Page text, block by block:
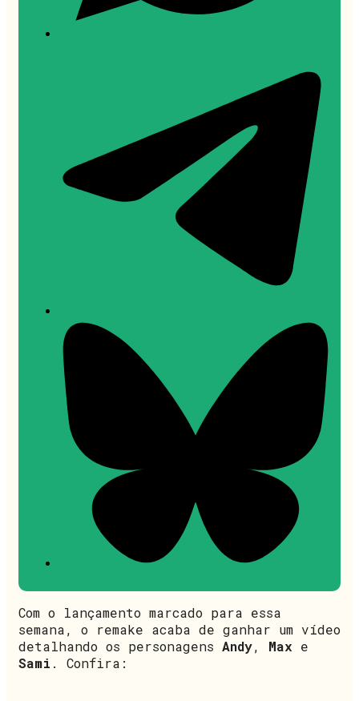
Com o lançamento marcado para essa
semana, o remake acaba de ganhar um vídeo
detalhando os personagens Andy, Max e
Sami . Confira: